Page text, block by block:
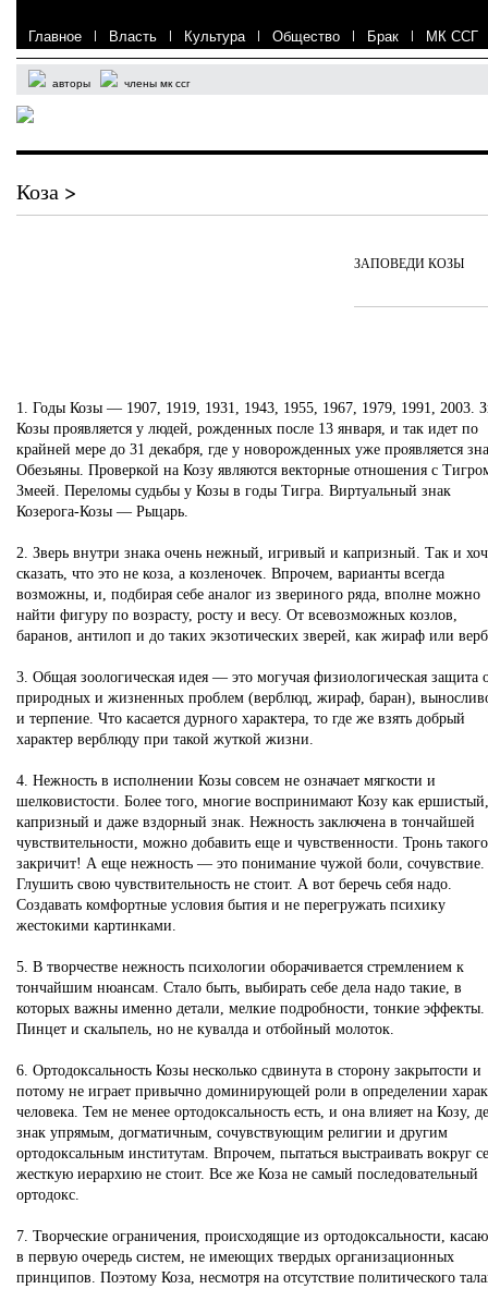
Главное | Власть | Культура | Общество | Брак | МК ССГ
авторы члены мк ссг
Коза >
ЗАПОВЕДИ КОЗЫ
1. Годы Козы — 1907, 1919, 1931, 1943, 1955, 1967, 1979, 1991, 2003.
Козы проявляется у людей, рожденных после 13 января, и так идет по
крайней мере до 31 декабря, где у новорожденных уже проявляется
Обезьяны. Проверкой на Козу являются векторные отношения с
Змеей. Переломы судьбы у Козы в годы Тигра. Виртуальный знак
Козерога-Козы — Рыцарь.
2. Зверь внутри знака очень нежный, игривый и капризный. Так и
сказать, что это не коза, а козленочек. Впрочем, варианты всегда
возможны, и, подбирая себе аналог из звериного ряда, вполне можно
найти фигуру по возрасту, росту и весу. От всевозможных козлов,
баранов, антилоп и до таких экзотических зверей, как жираф или
3. Общая зоологическая идея — это могучая физиологическая защита
природных и жизненных проблем (верблюд, жираф, баран),
и терпение. Что касается дурного характера, то где же взять добрый
характер верблюду при такой жуткой жизни.
4. Нежность в исполнении Козы совсем не означает мягкости и
шелковистости. Более того, многие воспринимают Козу как ершистый,
капризный и даже вздорный знак. Нежность заключена в тончайшей
чувствительности, можно добавить еще и чувственности. Тронь
закричит! А еще нежность — это понимание чужой боли, сочувствие.
Глушить свою чувствительность не стоит. А вот беречь себя надо.
Создавать комфортные условия бытия и не перегружать психику
жестокими картинками.
5. В творчестве нежность психологии оборачивается стремлением к
тончайшим нюансам. Стало быть, выбирать себе дела надо такие, в
которых важны именно детали, мелкие подробности, тонкие эффекты.
Пинцет и скальпель, но не кувалда и отбойный молоток.
6. Ортодоксальность Козы несколько сдвинута в сторону закрытости и
потому не играет привычно доминирующей роли в определении
человека. Тем не менее ортодоксальность есть, и она влияет на Козу,
знак упрямым, догматичным, сочувствующим религии и другим
ортодоксальным институтам. Впрочем, пытаться выстраивать вокруг
жесткую иерархию не стоит. Все же Коза не самый последовательный
ортодокс.
7. Творческие ограничения, происходящие из ортодоксальности,
в первую очередь систем, не имеющих твердых организационных
принципов. Поэтому Коза, несмотря на отсутствие политического